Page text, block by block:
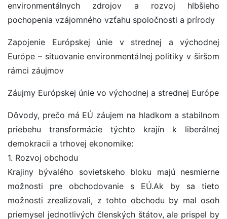
environmentálnych zdrojov a rozvoj hlbšieho
pochopenia vzájomného vzťahu spoločnosti a prírody
Zapojenie Európskej únie v strednej a východnej
Európe – situovanie environmentálnej politiky v širšom
rámci záujmov
Záujmy Európskej únie vo východnej a strednej Európe
Dôvody, prečo má EÚ záujem na hladkom a stabilnom
priebehu transformácie týchto krajín k liberálnej
demokracii a trhovej ekonomike:
1. Rozvoj obchodu
Krajiny bývalého sovietskeho bloku majú nesmierne
možnosti pre obchodovanie s EÚ.Ak by sa tieto
možnosti zrealizovali, z tohto obchodu by mal osoh
priemysel jednotlivých členských štátov, ale prispel by